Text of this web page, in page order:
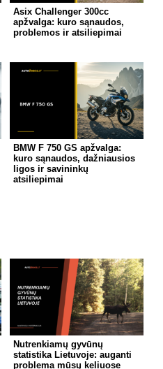
Asix Challenger 300cc
apžvalga: kuro sąnaudos,
problemos ir atsiliepimai
BMW F 750 GS apžvalga:
kuro sąnaudos, dažniausios
ligos ir savininkų
atsiliepimai
Nutrenkiamų gyvūnų
statistika Lietuvoje: auganti
problema mūsų keliuose